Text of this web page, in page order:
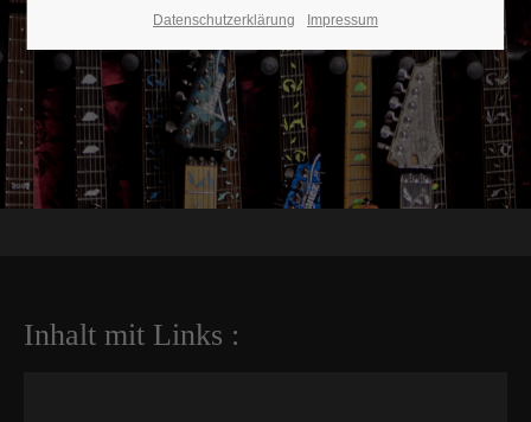
Inhalt mit Links :
Datenschutzerklärung Impressum